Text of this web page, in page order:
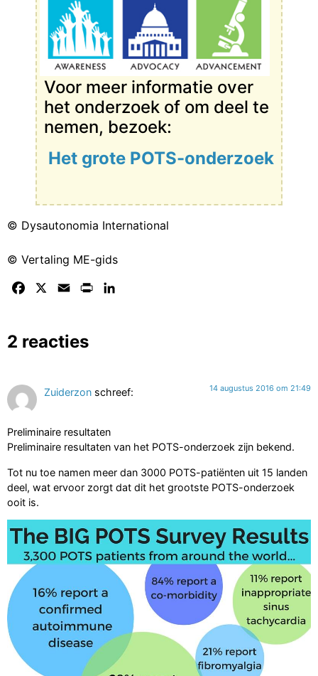
Voor meer informatie over
het onderzoek of om deel te
nemen, bezoek:
Het grote POTS-onderzoek
© Dysautonomia International
© Vertaling ME-gids
Facebook Email Print
2 reacties
Zuiderzon schreef: 14 augustus 2016 om 21:49
Preliminaire resultaten
Preliminaire resultaten van het POTS-onderzoek zijn bekend.
Tot nu toe namen meer dan 3000 POTS-patiënten uit 15 landen
deel, wat ervoor zorgt dat dit het grootste POTS-onderzoek
ooit is.